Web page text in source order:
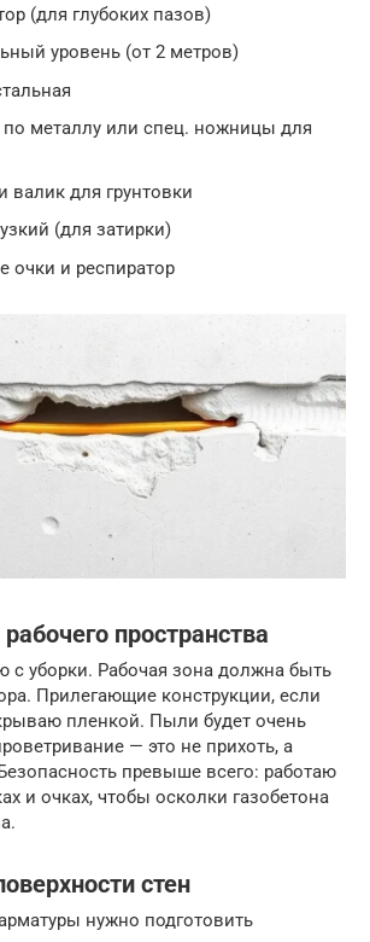
(для глубоких пазов)
уровень (от 2 метров)
металлу или спец. ножницы для
валик для грунтовки
(для затирки)
очки и респиратор
пространства
с уборки. Рабочая зона должна быть
Прилегающие конструкции, если
пленкой. Пыли будет очень
— это не прихоть, а
превыше всего: работаю
и очках, чтобы осколки газобетона
стен
нужно подготовить